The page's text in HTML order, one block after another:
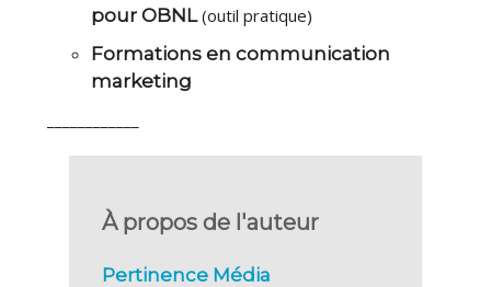
pour OBNL(outil pratique)
Formations en communication
marketing
À propos de l'auteur
Pertinence Média